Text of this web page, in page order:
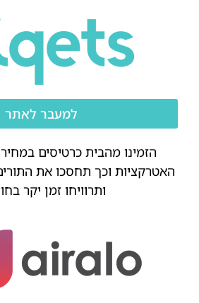
למעבר לאתר
הזמינו מהבית כרטיסים
האטרקציות וכך תחסכו את
ותרוויחו זמן יקר